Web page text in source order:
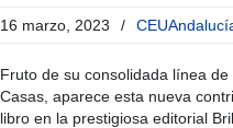
16 marzo, 2023 /
Fruto de su consolidada línea
Casas, aparece esta nueva
libro en la prestigiosa editorial